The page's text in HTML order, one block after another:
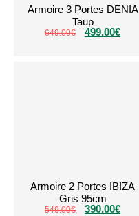
Armoire 3 Portes DENIA
Taup
649.00€ 499.00€
Armoire 2 Portes IBIZA
Gris 95cm
549.00€ 390.00€